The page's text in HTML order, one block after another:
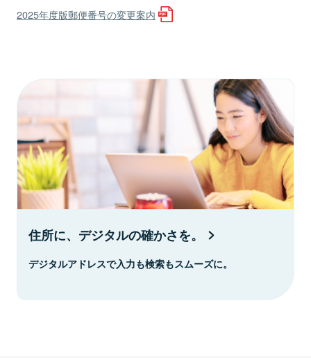
2025年度版郵便番号の変更案内
住所に、デジタルの確かさを。
デジタルアドレスで入力も検索もスムーズに。